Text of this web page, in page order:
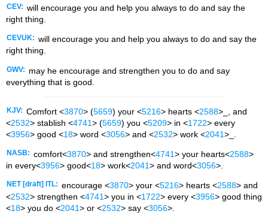
CEV: will encourage you and help you always to do and say the
right thing.
CEVUK: will encourage you and help you always to do and say the
right thing.
GWV:
may he encourage and strengthen you to do and say
everything that is good.
KJV: Comfort <3870> (5659) your <5216> hearts <2588>_, and
<2532> stablish <4741> (5659) you <5209> in <1722> every
<3956> good <18> word <3056> and <2532> work <2041>_.
NASB: comfort<3870> and strengthen<4741> your hearts<2588>
in every<3956> good<18> work<2041> and word<3056>.
NET [draft] ITL: encourage <3870> your <5216> hearts <2588> and
<2532> strengthen <4741> you in <1722> every <3956> good thing
<18> you do <2041> or <2532> say <3056>.